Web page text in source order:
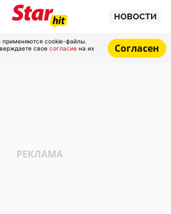
НОВОСТИ
cookie-файлы.
свое согласие на их
Согласен